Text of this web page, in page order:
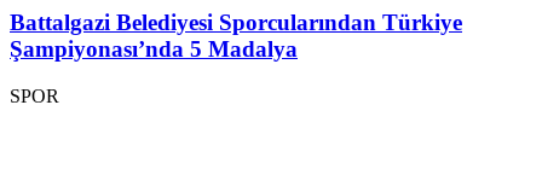
Battalgazi Belediyesi Sporcularından Türkiye
Şampiyonası’nda 5 Madalya
SPOR